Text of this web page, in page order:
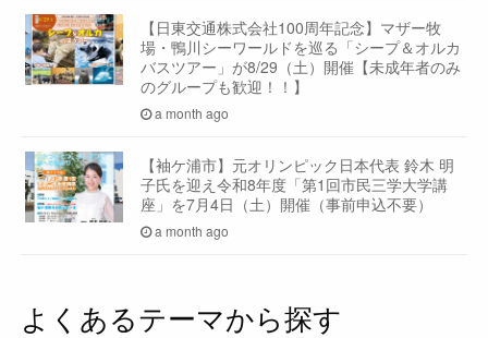
【日東交通株式会社100周年記念】マザー牧
場・鴨川シーワールドを巡る「シープ＆オルカ
バスツアー」が8/29（土）開催【未成年者のみ
のグループも歓迎！！】
a month ago
【袖ケ浦市】元オリンピック日本代表 鈴木 明
子氏を迎え令和8年度「第1回市民三学大学講
座」を7月4日（土）開催（事前申込不要）
a month ago
よくあるテーマから探す